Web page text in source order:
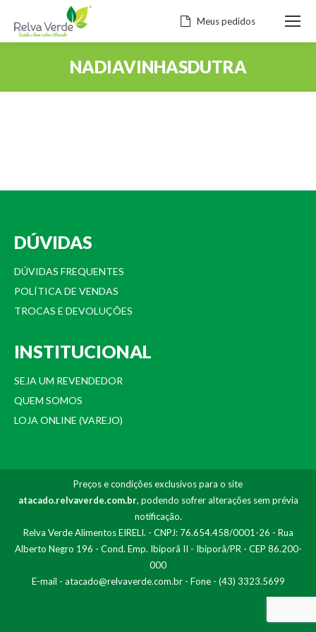
Meus pedidos
NADIAVINHASDUTRA
DÚVIDAS
DÚVIDAS FREQUENTES
POLÍTICA DE VENDAS
TROCAS E DEVOLUÇÕES
INSTITUCIONAL
SEJA UM REVENDEDOR
QUEM SOMOS
LOJA ONLINE (VAREJO)
Preços e condições exclusivos para o site
atacado.relvaverde.com.br, podendo sofrer alterações sem prévia
notificação.
Relva Verde Alimentos EIRELI. - CNPJ: 76.654.458/0001-26 - Rua
Alberto Negro 196 - Cond. Emp. Ibiporã II - Ibiporã/PR - CEP 86.200-
000
E-mail - atacado@relvaverde.com.br- Fone - (43) 3323.5699